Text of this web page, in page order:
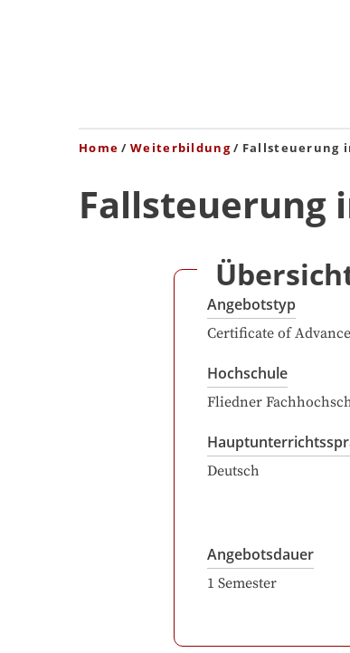
Home Weiterbildung Fallsteuerung
Fallsteuerung
Angebotstyp
Certificate of
Hochschule
Fliedner
Deutsch
Angebotsdauer
1 Semester